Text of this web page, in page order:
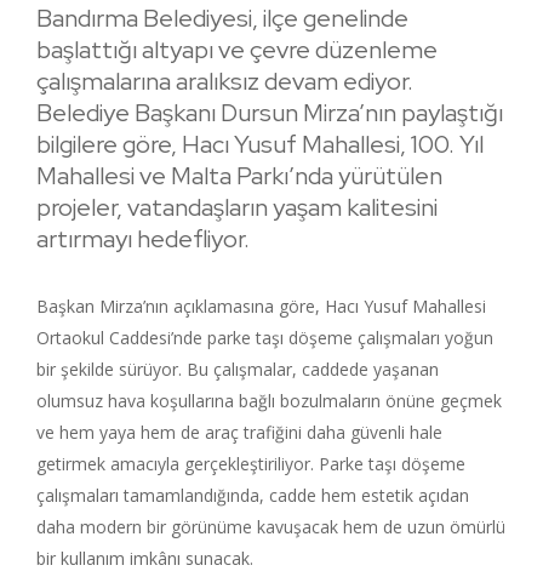
Bandırma Belediyesi, ilçe genelinde
başlattığı altyapı ve çevre düzenleme
çalışmalarına aralıksız devam ediyor.
Belediye Başkanı Dursun Mirza’nın paylaştığı
bilgilere göre, Hacı Yusuf Mahallesi, 100. Yıl
Mahallesi ve Malta Parkı’nda yürütülen
projeler, vatandaşların yaşam kalitesini
artırmayı hedefliyor.
Başkan Mirza’nın açıklamasına göre, Hacı Yusuf Mahallesi
Ortaokul Caddesi’nde parke taşı döşeme çalışmaları yoğun
bir şekilde sürüyor. Bu çalışmalar, caddede yaşanan
olumsuz hava koşullarına bağlı bozulmaların önüne geçmek
ve hem yaya hem de araç trafiğini daha güvenli hale
getirmek amacıyla gerçekleştiriliyor. Parke taşı döşeme
çalışmaları tamamlandığında, cadde hem estetik açıdan
daha modern bir görünüme kavuşacak hem de uzun ömürlü
bir kullanım imkânı sunacak.